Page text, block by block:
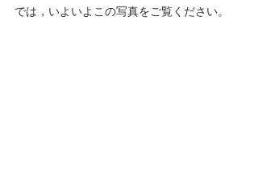
では，いよいよこの写真をご覧ください。